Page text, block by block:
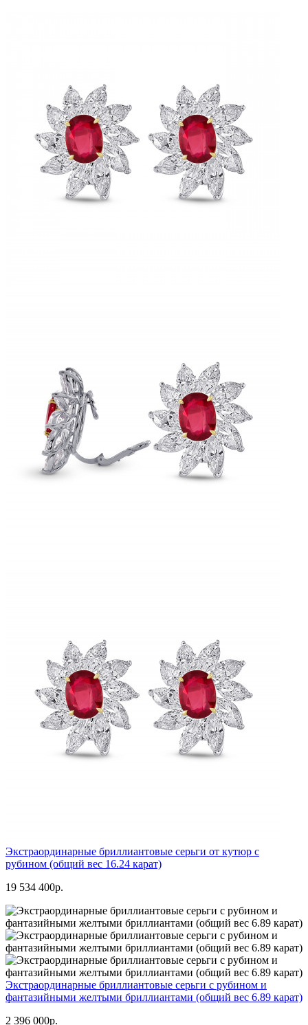
Экстраординарные бриллиантовые серьги от кутюр с
рубином (общий вес 16.24 карат)
19 534 400р.
Экстраординарные бриллиантовые серьги с рубином и
фантазийными желтыми бриллиантами (общий вес 6.89 карат)
2 396 000р.